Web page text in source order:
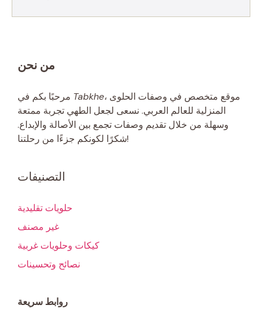
من نحن
Tabkhe، موقع متخصص في وصفات الحلوى
المنزلية للعالم العربي. نسعى لجعل الطهي تجربة ممتعة
وسهلة من خلال تقديم وصفات تجمع بين الأصالة والإبداع.
شكرًا لكونكم جزءًا من رحلتنا!
التصنيفات
حلويات تقليدية
غير مصنف
كيكات وحلويات غربية
نصائح وتحسينات
روابط سريعة